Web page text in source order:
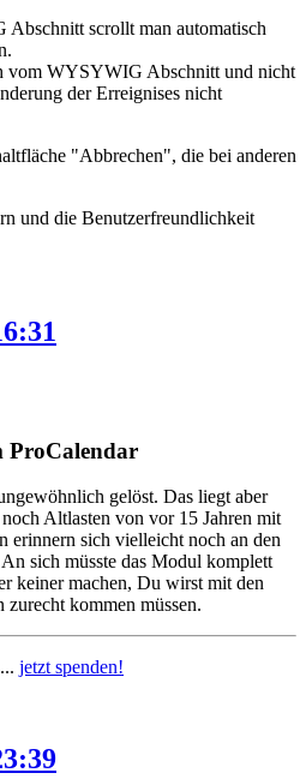
scrollt man automatisch
vom WYSYWIG Abschnitt und nicht
der Erreignises nicht
"Abbrechen", die bei anderen
und die Benutzerfreundlichkeit
ProCalendar
gelöst. Das liegt aber
Altlasten von vor 15 Jahren mit
erinnern sich vielleicht noch an den
sich müsste das Modul komplett
keiner machen, Du wirst mit den
zurecht kommen müssen.
jetzt spenden!